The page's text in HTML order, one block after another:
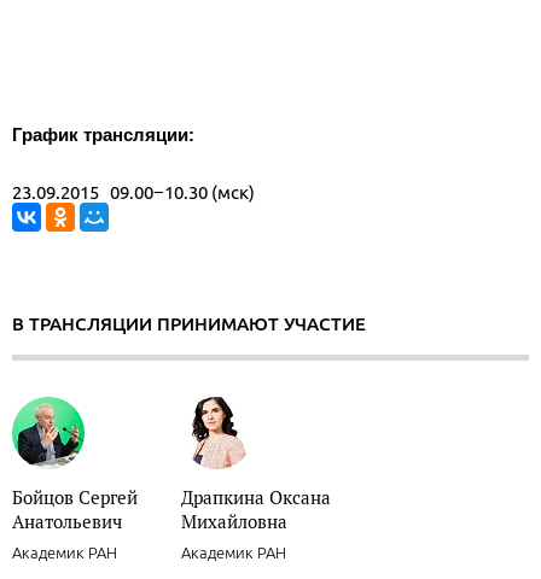
График трансляции:
23.09.2015 09.00−10.30 (мск)
В ТРАНСЛЯЦИИ ПРИНИМАЮТ УЧАСТИЕ
Бойцов Сергей
Анатольевич
Академик РАН
Драпкина Оксана
Михайловна
Академик РАН